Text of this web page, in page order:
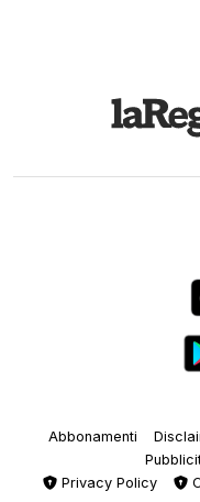
Abbonamenti
Privacy Policy